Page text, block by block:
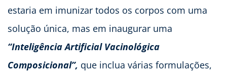
estaria em imunizar todos os corpos com uma
solução única, mas em inaugurar uma
“Inteligência Artificial Vacinológica
Composicional”, que inclua várias formulações,